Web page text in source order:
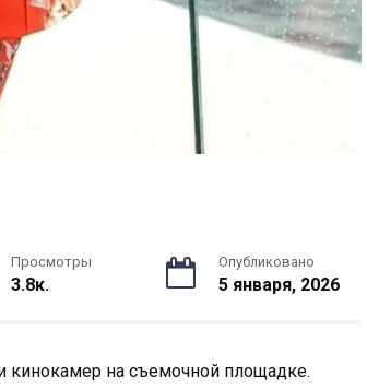
Просмотры
3.8к.
Опубликовано
5 января, 2026
кинокамер на съемочной площадке.